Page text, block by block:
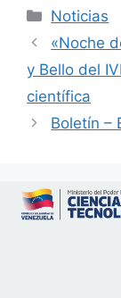
Noticias
«Noche
y Bello del
científica
Boletín –